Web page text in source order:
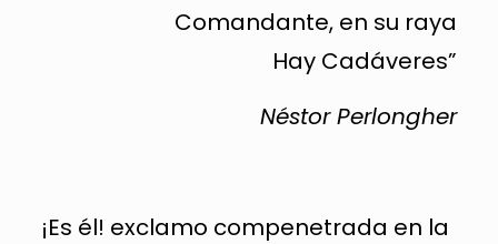
Comandante, en su raya
Hay Cadáveres”
Néstor Perlongher
¡Es él! exclamo compenetrada en la